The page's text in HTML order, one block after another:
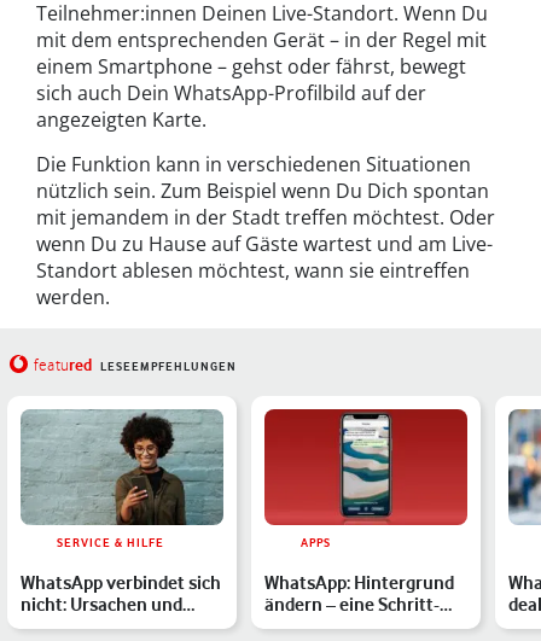
Teilnehmer:innen Deinen Live-Standort. Wenn Du
mit dem entsprechenden Gerät – in der Regel mit
einem Smartphone – gehst oder fährst, bewegt
sich auch Dein WhatsApp-Profilbild auf der
angezeigten Karte.
Die Funktion kann in verschiedenen Situationen
nützlich sein. Zum Beispiel wenn Du Dich spontan
mit jemandem in der Stadt treffen möchtest. Oder
wenn Du zu Hause auf Gäste wartest und am Live-
Standort ablesen möchtest, wann sie eintreffen
werden.
featured LESEEMPFEHLUNGEN
SERVICE & HILFE
WhatsApp verbindet sich
nicht: Ursachen und
Lösungen im Überblick
APPS
WhatsApp: Hintergrund
ändern – eine Schritt-
für-Schritt-Anleitung